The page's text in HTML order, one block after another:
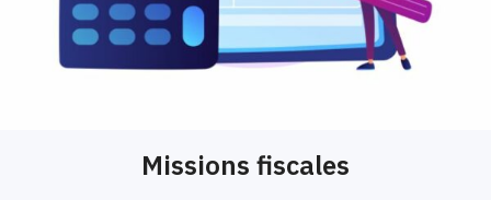
Missions fiscales